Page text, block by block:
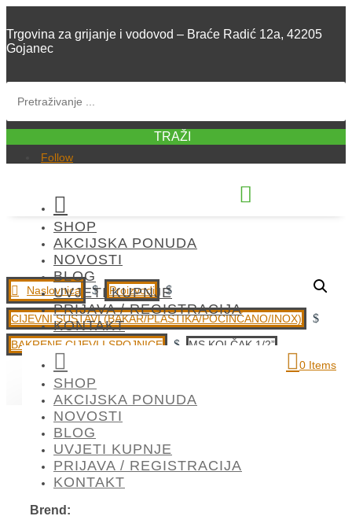
Trgovina za grijanje i vodovod – Braće Radić 12a, 42205
Gojanec
TRAŽI
Follow


SHOP
AKCIJSKA PONUDA
NOVOSTI
BLOG
UVJETI KUPNJE
PRIJAVA / REGISTRACIJA
KONTAKT
0 Items

SHOP
AKCIJSKA PONUDA
NOVOSTI
BLOG
UVJETI KUPNJE
PRIJAVA / REGISTRACIJA
KONTAKT
Naslovnica $ Proizvodi $
CIJEVNI SUSTAVI (BAKAR/PLASTIKA/POCINČANO/INOX) $
BAKRENE CIJEVI I SPOJNICE $ MS KOLČAK 1/2”
DETALJI O PROIZVODU MOGLO BI VAS ZANIMATI
MS KOLČAK 1/2”
Brend: